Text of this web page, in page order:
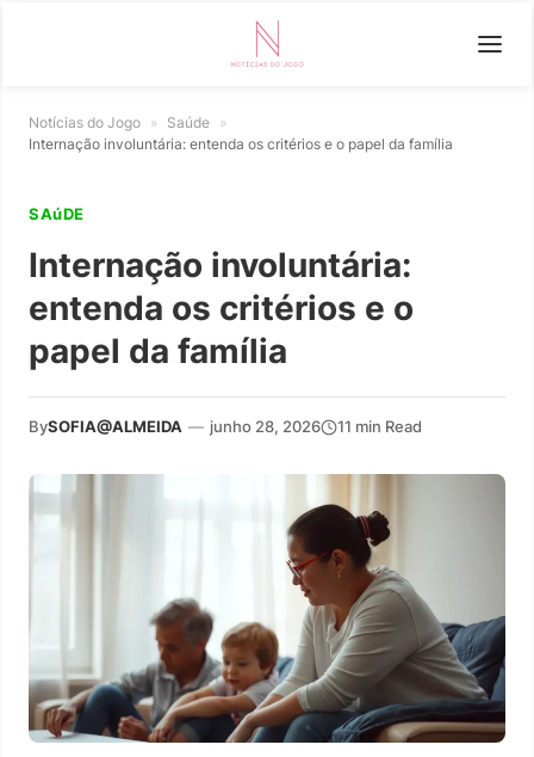
Notícias do Jogo » Saúde »
Internação involuntária: entenda os critérios e o papel da família
SAúDE
Internação involuntária:
entenda os critérios e o
papel da família
BySOFIA@ALMEIDA — junho 28, 2026 11 min Read